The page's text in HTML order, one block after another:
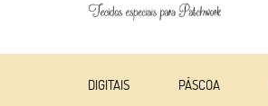
DIGITAIS PÁSCOA